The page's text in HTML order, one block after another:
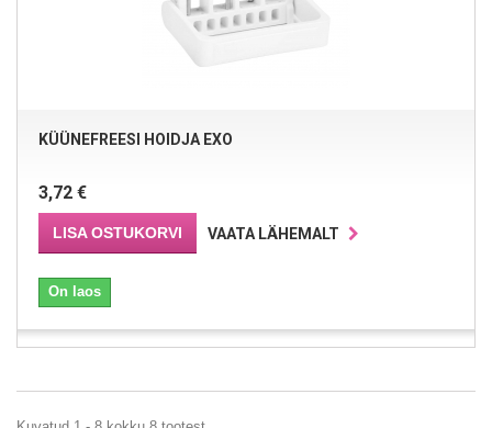
KÜÜNEFREESI HOIDJA EXO
3,72 €
LISA OSTUKORVI VAATA LÄHEMALT
On laos